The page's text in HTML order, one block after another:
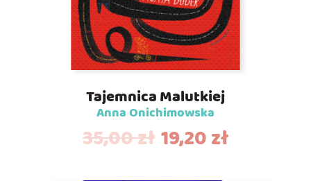
Tajemnica Malutkiej
Anna Onichimowska
35,00zł 19,20zł